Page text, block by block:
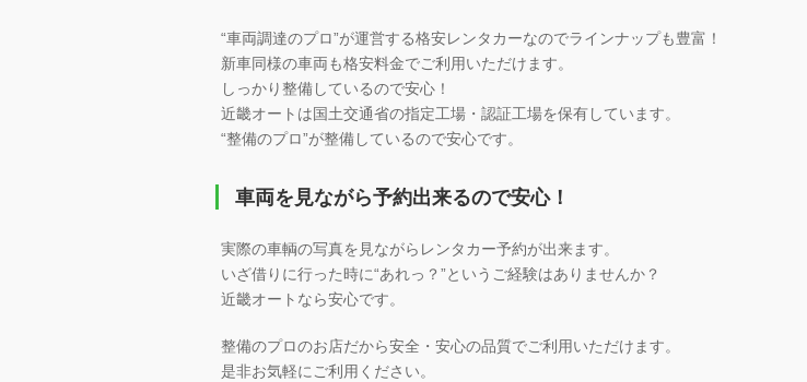
“車両調達のプロ”が運営する格安レンタカーなのでラインナップも豊富！
新車同様の車両も格安料金でご利用いただけます。
しっかり整備しているので安心！
近畿オートは国土交通省の指定工場・認証工場を保有しています。
“整備のプロ”が整備しているので安心です。
車両を見ながら予約出来るので安心！
実際の車輌の写真を見ながらレンタカー予約が出来ます。
いざ借りに行った時に“あれっ？”というご経験はありませんか？
近畿オートなら安心です。
整備のプロのお店だから安全・安心の品質でご利用いただけます。
是非お気軽にご利用ください。